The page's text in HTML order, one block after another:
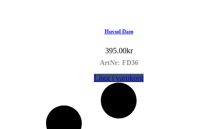
Huvud Dam
395.00kr
ArtNr: FD36
Lägg i varukorg